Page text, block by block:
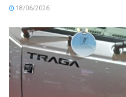
18/06/2026